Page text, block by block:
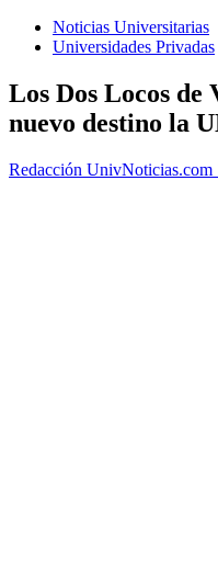
Noticias Universitarias
Universidades Privadas
Los Dos Locos
nuevo destino la
Redacción UnivNoticias.com